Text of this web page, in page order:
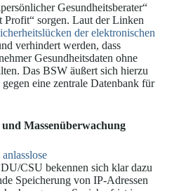
Gesundheitsberater“
Profit“ sorgen. Laut der Linken
der elektronischen
verhindert werden, dass
Gesundheitsdaten ohne
Das BSW äußert sich hierzu
eine zentrale Datenbank für
Massenüberwachung
anlasslose
CSU bekennen sich klar dazu
Speicherung von IP-Adressen